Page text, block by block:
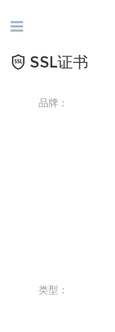
SSL证书
品牌：
类型：